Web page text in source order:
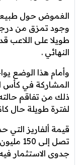
الغموض حول طبيعة
وجود تمزق من
طويلا على
النهائي .
وأمام هذا الوضع
المشاركة في كأس
ذلك من تفاقم
لفترة طويلة حال
قيمة ألفاريز التي
تصل
جدوى الاستثمار